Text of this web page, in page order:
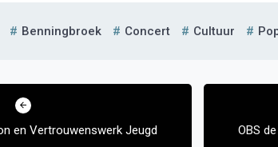
Benningbroek Concert Cultuur
en Vertrouwenswerk Jeugd OBS